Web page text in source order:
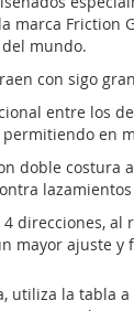
marca Friction
mundo.
con sigo
entre los
en
doble costura
4 direcciones, al
mayor ajuste y
utiliza la tabla